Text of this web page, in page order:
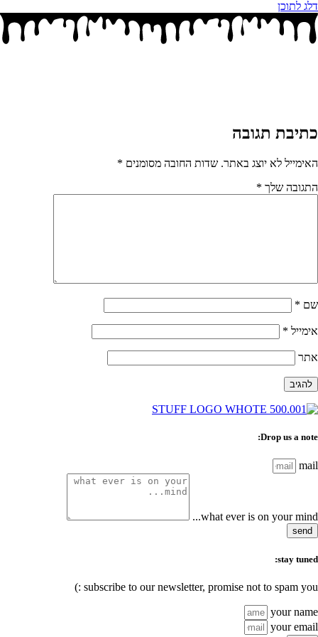
דלג לתוכן
כתיבת תגובה
האימייל לא יוצג באתר. שדות החובה מסומנים *
התגובה שלך *
שם *
אימייל *
אתר
Drop us a note:
mail
what ever is on your mind...
send
stay tuned:
subscribe to our newsletter, promise not to spam you :)
your name
your email